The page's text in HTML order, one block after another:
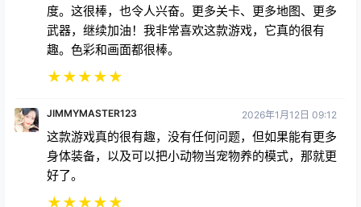
趣。色彩和画面都很棒。
★★ ★★★
JIMMYMASTER123
身体装备，以及可以把小动物当宠物养的模式，那就更
好了。
★★★★ ★
黑暗之子